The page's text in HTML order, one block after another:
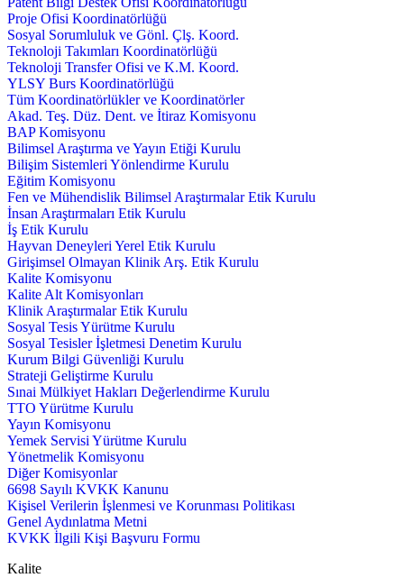
Proje Ofisi Koordinatörlüğü
Sosyal Sorumluluk ve Gönl. Çlş. Koord.
Teknoloji Takımları Koordinatörlüğü
Teknoloji Transfer Ofisi ve K.M. Koord.
YLSY Burs Koordinatörlüğü
Tüm Koordinatörlükler ve Koordinatörler
Akad. Teş. Düz. Dent. ve İtiraz Komisyonu
BAP Komisyonu
Bilimsel Araştırma ve Yayın Etiği Kurulu
Bilişim Sistemleri Yönlendirme Kurulu
Eğitim Komisyonu
Fen ve Mühendislik Bilimsel Araştırmalar Etik Kurulu
İnsan Araştırmaları Etik Kurulu
İş Etik Kurulu
Hayvan Deneyleri Yerel Etik Kurulu
Girişimsel Olmayan Klinik Arş. Etik Kurulu
Kalite Komisyonu
Kalite Alt Komisyonları
Klinik Araştırmalar Etik Kurulu
Sosyal Tesis Yürütme Kurulu
Sosyal Tesisler İşletmesi Denetim Kurulu
Kurum Bilgi Güvenliği Kurulu
Strateji Geliştirme Kurulu
Sınai Mülkiyet Hakları Değerlendirme Kurulu
TTO Yürütme Kurulu
Yayın Komisyonu
Yemek Servisi Yürütme Kurulu
Yönetmelik Komisyonu
Diğer Komisyonlar
6698 Sayılı KVKK Kanunu
Kişisel Verilerin İşlenmesi ve Korunması Politikası
Genel Aydınlatma Metni
KVKK İlgili Kişi Başvuru Formu
Kalite